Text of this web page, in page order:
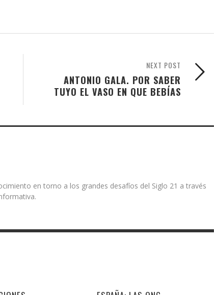
NEXT POST
ANTONIO GALA. POR SABER
TUYO EL VASO EN QUE BEBÍAS
en torno a los grandes desafíos del Siglo 21 a través